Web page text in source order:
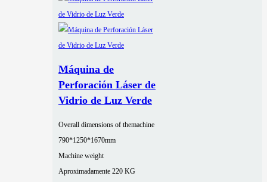
Máquina de
Perforación Láser de
Vidrio de Luz Verde
Overall dimensions of themachine
790*1250*1670mm
Machine weight
Aproximadamente 220 KG